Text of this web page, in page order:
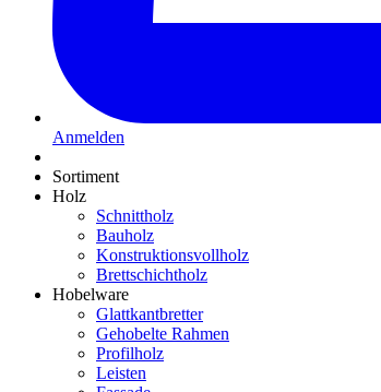
Anmelden
Sortiment
Holz
Schnittholz
Bauholz
Konstruktionsvollholz
Brettschichtholz
Hobelware
Glattkantbretter
Gehobelte Rahmen
Profilholz
Leisten